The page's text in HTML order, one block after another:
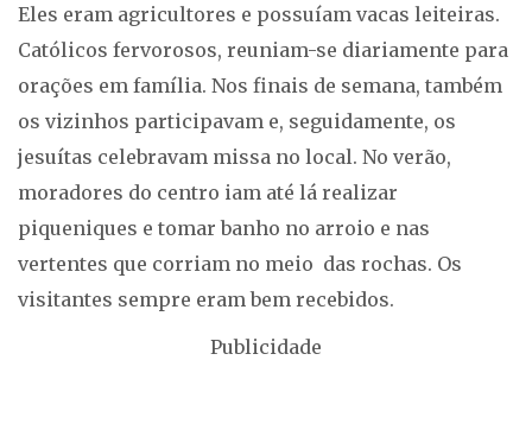
Eles eram agricultores e possuíam vacas leiteiras.
Católicos fervorosos, reuniam-se diariamente para
orações em família. Nos finais de semana, também
os vizinhos participavam e, seguidamente, os
jesuítas celebravam missa no local. No verão,
moradores do centro iam até lá realizar
piqueniques e tomar banho no arroio e nas
vertentes que corriam no meio das rochas. Os
visitantes sempre eram bem recebidos.
Publicidade